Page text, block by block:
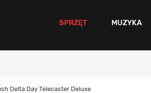
SPRZĘT MUZYKA
Delta Day Telecaster Deluxe